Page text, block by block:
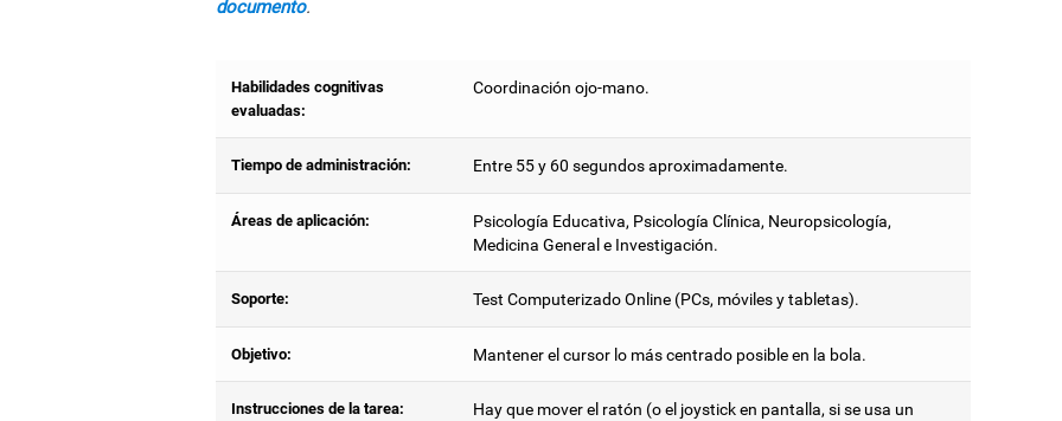
documento.
Habilidades cognitivas
evaluadas:
Coordinación ojo-mano.
Tiempo de administración: Entre 55 y 60 segundos aproximadamente.
Áreas de aplicación:
Psicología Educativa, Psicología Clínica, Neuropsicología,
Medicina General e Investigación.
Soporte: Test Computerizado Online (PCs, móviles y tabletas).
Objetivo: Mantener el cursor lo más centrado posible en la bola.
Instrucciones de la tarea:
Hay que mover el ratón (o el joystick en pantalla, si se usa un